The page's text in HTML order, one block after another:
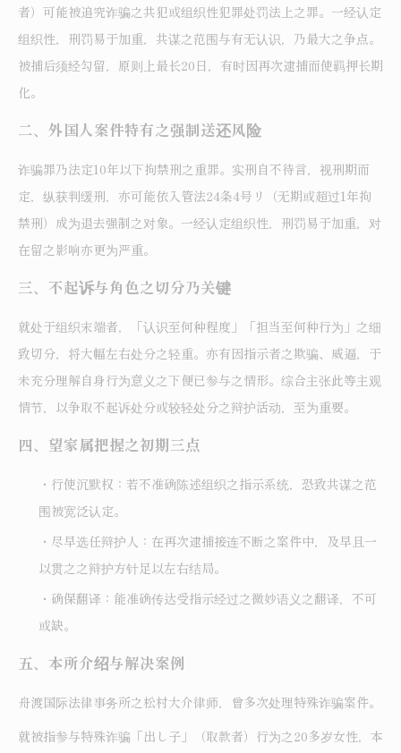
者）可能被追究诈骗之共犯或组织性犯罪处罚法上之罪。一经认定
组织性，刑罚易于加重，共谋之范围与有无认识，乃最大之争点。
被捕后须经勾留，原则上最长20日，有时因再次逮捕而使羁押长期
化。
二、外国人案件特有之强制送还风险
诈骗罪乃法定10年以下拘禁刑之重罪。实刑自不待言，视刑期而
定，纵获判缓刑，亦可能依入管法24条4号リ（无期或超过1年拘
禁刑）成为退去强制之对象。一经认定组织性，刑罚易于加重，对
在留之影响亦更为严重。
三、不起诉与角色之切分乃关键
就处于组织末端者，「认识至何种程度」「担当至何种行为」之细
致切分，将大幅左右处分之轻重。亦有因指示者之欺骗、威逼，于
未充分理解自身行为意义之下便已参与之情形。综合主张此等主观
情节，以争取不起诉处分或较轻处分之辩护活动，至为重要。
四、望家属把握之初期三点
・行使沉默权：若不准确陈述组织之指示系统，恐致共谋之范
围被宽泛认定。
・尽早选任辩护人：在再次逮捕接连不断之案件中，及早且一
以贯之之辩护方针足以左右结局。
・确保翻译：能准确传达受指示经过之微妙语义之翻译，不可
或缺。
五、本所介绍与解决案例
舟渡国际法律事务所之松村大介律师，曾多次处理特殊诈骗案件。
就被指参与特殊诈骗「出し子」（取款者）行为之20多岁女性，本